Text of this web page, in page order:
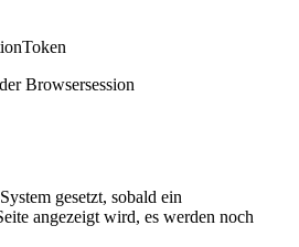
Browsersession
gesetzt, sobald ein
angezeigt wird, es werden noch